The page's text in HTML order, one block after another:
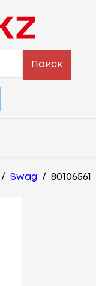
Поиск
/ Swag / 80106561